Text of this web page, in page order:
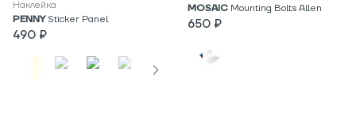
Наклейка
PENNY Sticker Panel
490 ₽
MOSAIC Mounting Bolts Allen
650 ₽